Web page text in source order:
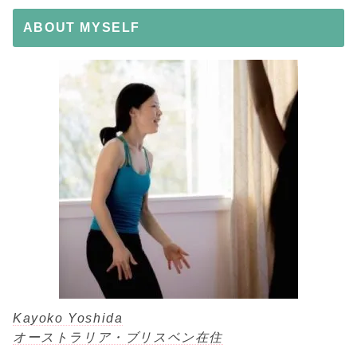
ABOUT MYSELF
Kayoko Yoshida
オーストラリア・ブリスベン在住